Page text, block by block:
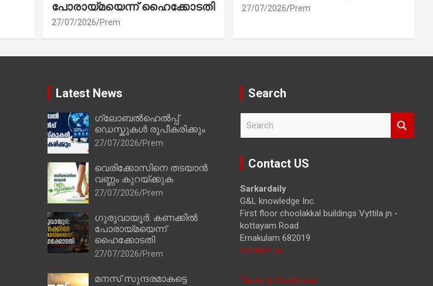
പോരായ്മയെന്ന് ഹൈക്കോടതി
27/07/2026 Prem
27/07/2026 Prem
Latest News
ഗ്ലോബൽഹെൽപ്പ്
ഡെസ്കുകൾ രൂപീകരിക്കും
27/07/2026 Prem
വെരിക്കോസിനെ തടയാൻ
വണ്ണം കുറയ്ക്കുക
27/07/2026 Prem
ഗുരുവായൂർ: കണക്കിൽ
പോരായ്മയെന്ന്
ഹൈക്കോടതി
27/07/2026 Prem
മനസ് സുന്ദരമാകട്ടെ
Search
r
Contact US
Sarkardaily
G&L knowledge Inc.
First floor choolakkal buildings Vyttila jn -
kottayam Road
Ernakulam 682019
Contact us
Terms & Conditions